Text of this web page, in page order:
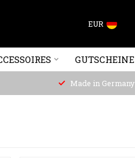
EUR
GUTSCHEINE
Made in Germany